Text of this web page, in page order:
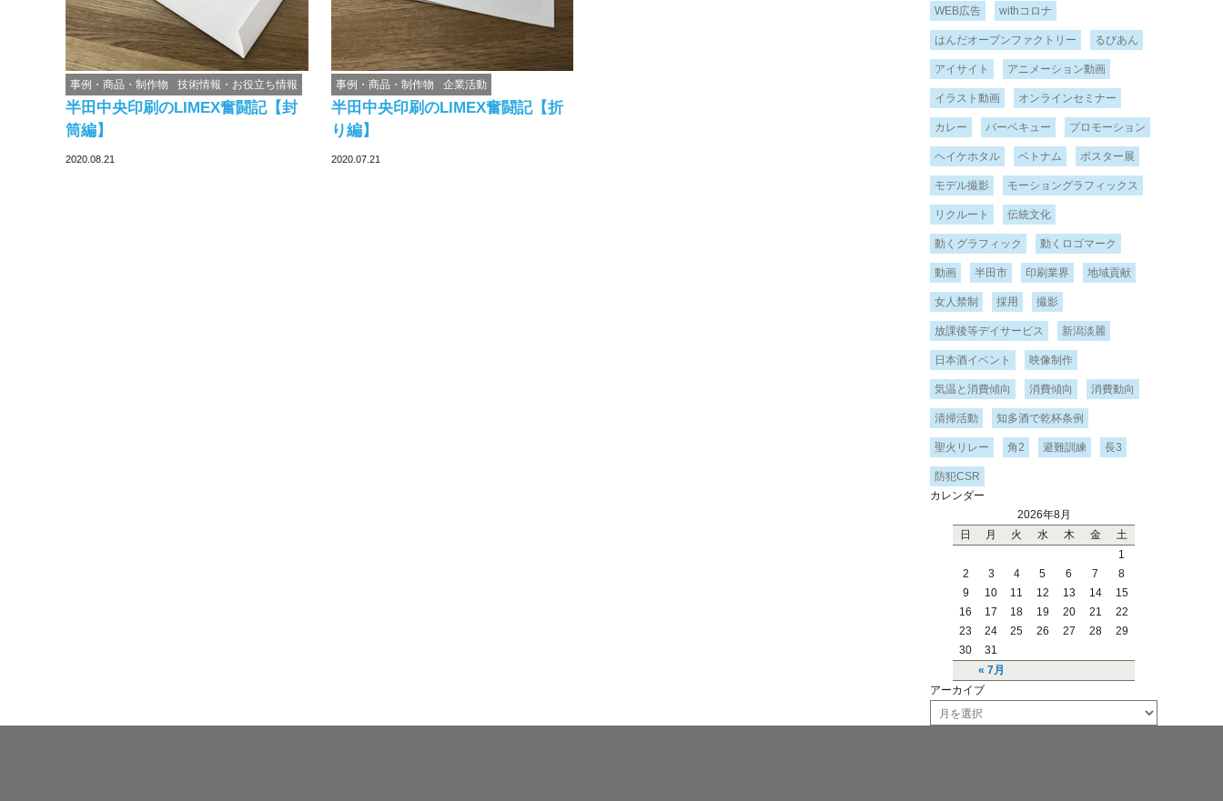
半田中央印刷のLIMEX奮闘記【封
筒編】
事例・商品・制作物 技術情報・お役立ち情報
2020.08.21
半田中央印刷のLIMEX奮闘記【折
り編】
事例・商品・制作物 企業活動
2020.07.21
WEB広告 withコロナ
はんだオープンファクトリー るびあん
アイサイト アニメーション動画
イラスト動画 オンラインセミナー
カレー バーベキュー プロモーション
ヘイケホタル ベトナム ポスター展
モデル撮影 モーショングラフィックス
リクルート 伝統文化
動くグラフィック 動くロゴマーク
動画 半田市 印刷業界 地域貢献
女人禁制 採用 撮影
放課後等デイサービス 新潟淡麗
日本酒イベント 映像制作
気温と消費傾向 消費傾向 消費動向
清掃活動 知多酒で乾杯条例
聖火リレー 角2 避難訓練 長3
防犯CSR
カレンダー
2026年8月
日
月 火 水 木 金 土
« 7月
1
2
3 4 5 6 7
8
9
10 11 12 13 14
15
16
17 18 19 20 21
22
23
24 25 26 27 28
29
30
31
アーカイブ
ー